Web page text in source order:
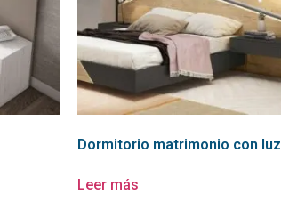
Dormitorio matrimonio con luz
Leer más